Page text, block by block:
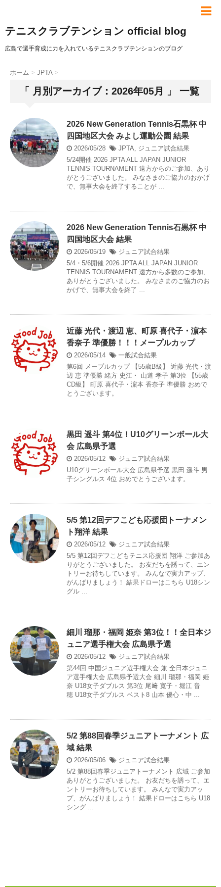
テニスクラブテンション official blog
広島で選手育成に力を入れているテニスクラブテンションのブログ
ホーム > JPTA >
「 月別アーカイブ：2026年05月 」 一覧
2026 New Generation Tennis石黒杯 中
四国地区大会 みよし運動公園 結果
2026/05/28 JPTA, ジュニア試合結果
5/24開催 2026 JPTA ALL JAPAN JUNIOR
TENNIS TOURNAMENT 遠方からのご参加、あり
がとうございました。 みなさまのご協力のおかげ
で、無事大会を終了することが ...
2026 New Generation Tennis石黒杯 中
四国地区大会 結果
2026/05/19
ジュニア試合結果
5/4・5/6開催 2026 JPTA ALL JAPAN JUNIOR
TENNIS TOURNAMENT 遠方から多数のご参加、
ありがとうございました。 みなさまのご協力のお
かげで、無事大会を終了 ...
近藤 光代・渡辺 恵、町原 喜代子・濵本
香奈子 準優勝！！！メープルカップ
2026/05/14
一般試合結果
第6回 メープルカップ 【55歳B級】 近藤 光代・渡
辺 恵 準優勝 緒方 史江・ 山道 孝子 第3位 【55歳
CD級】 町原 喜代子・濵本 香奈子 準優勝 おめで
とうございます。
黒田 遥斗 第4位！U10グリーンボール大
会 広島県予選
2026/05/12
ジュニア試合結果
U10グリーンボール大会 広島県予選 黒田 遥斗 男
子シングルス 4位 おめでとうございます。
5/5 第12回デフこども応援団トーナメン
ト翔洋 結果
2026/05/12
ジュニア試合結果
5/5 第12回デフこどもテニス応援団 翔洋 ご参加あ
りがとうございました。 お友だちを誘って、エン
トリーお待ちしています。 みんなで実力アップ、
がんばりましょう！ 結果ドローはこちら U18シン
グル ...
細川 瑠那・福岡 姫奈 第3位！！全日本ジ
ュニア選手権大会 広島県予選
2026/05/12
ジュニア試合結果
第44回 中国ジュニア選手権大会 兼 全日本ジュニ
ア選手権大会 広島県予選大会 細川 瑠那・福岡 姫
奈 U18女子ダブルス 第3位 尾﨑 寛子・堀江 音
穂 U18女子ダブルス ベスト8 山本 優心・中 ...
5/2 第88回春季ジュニアトーナメント 広
域 結果
2026/05/06
ジュニア試合結果
5/2 第88回春季ジュニアトーナメント 広域 ご参加
ありがとうございました。 お友だちを誘って、エ
ントリーお待ちしています。 みんなで実力アッ
プ、がんばりましょう！ 結果ドローはこちら U18
シング ...